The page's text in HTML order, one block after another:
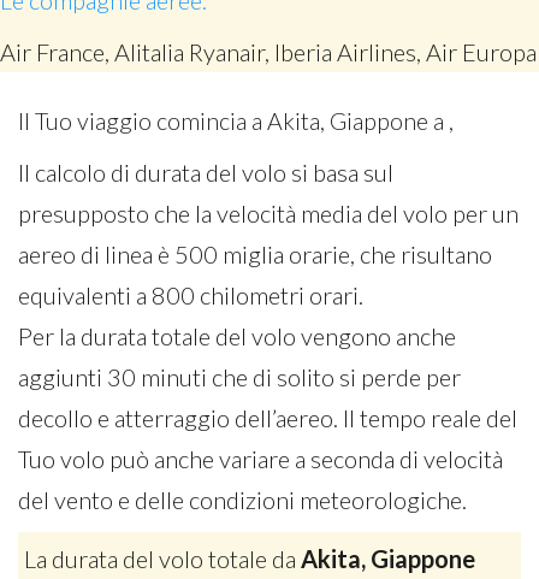
Air France, Alitalia Ryanair, Iberia Airlines, Air Europa
Il Tuo viaggio comincia a Akita, Giappone a ,
Il calcolo di durata del volo si basa sul
presupposto che la velocità media del volo per un
aereo di linea è 500 miglia orarie, che risultano
equivalenti a 800 chilometri orari.
Per la durata totale del volo vengono anche
aggiunti 30 minuti che di solito si perde per
decollo e atterraggio dell’aereo. Il tempo reale del
Tuo volo può anche variare a seconda di velocità
del vento e delle condizioni meteorologiche.
La durata del volo totale da Akita, Giappone